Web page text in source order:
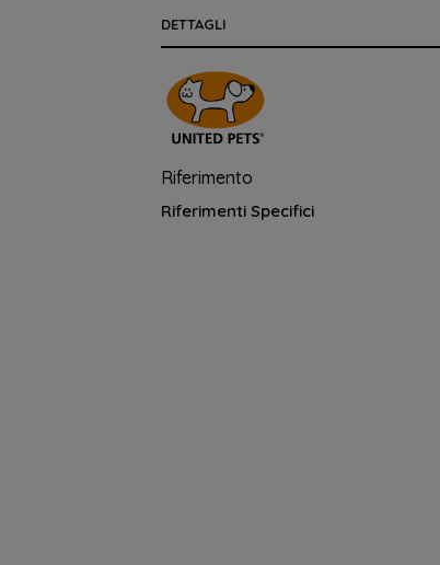
DETTAGLI
Riferimento
Riferimenti Specifici